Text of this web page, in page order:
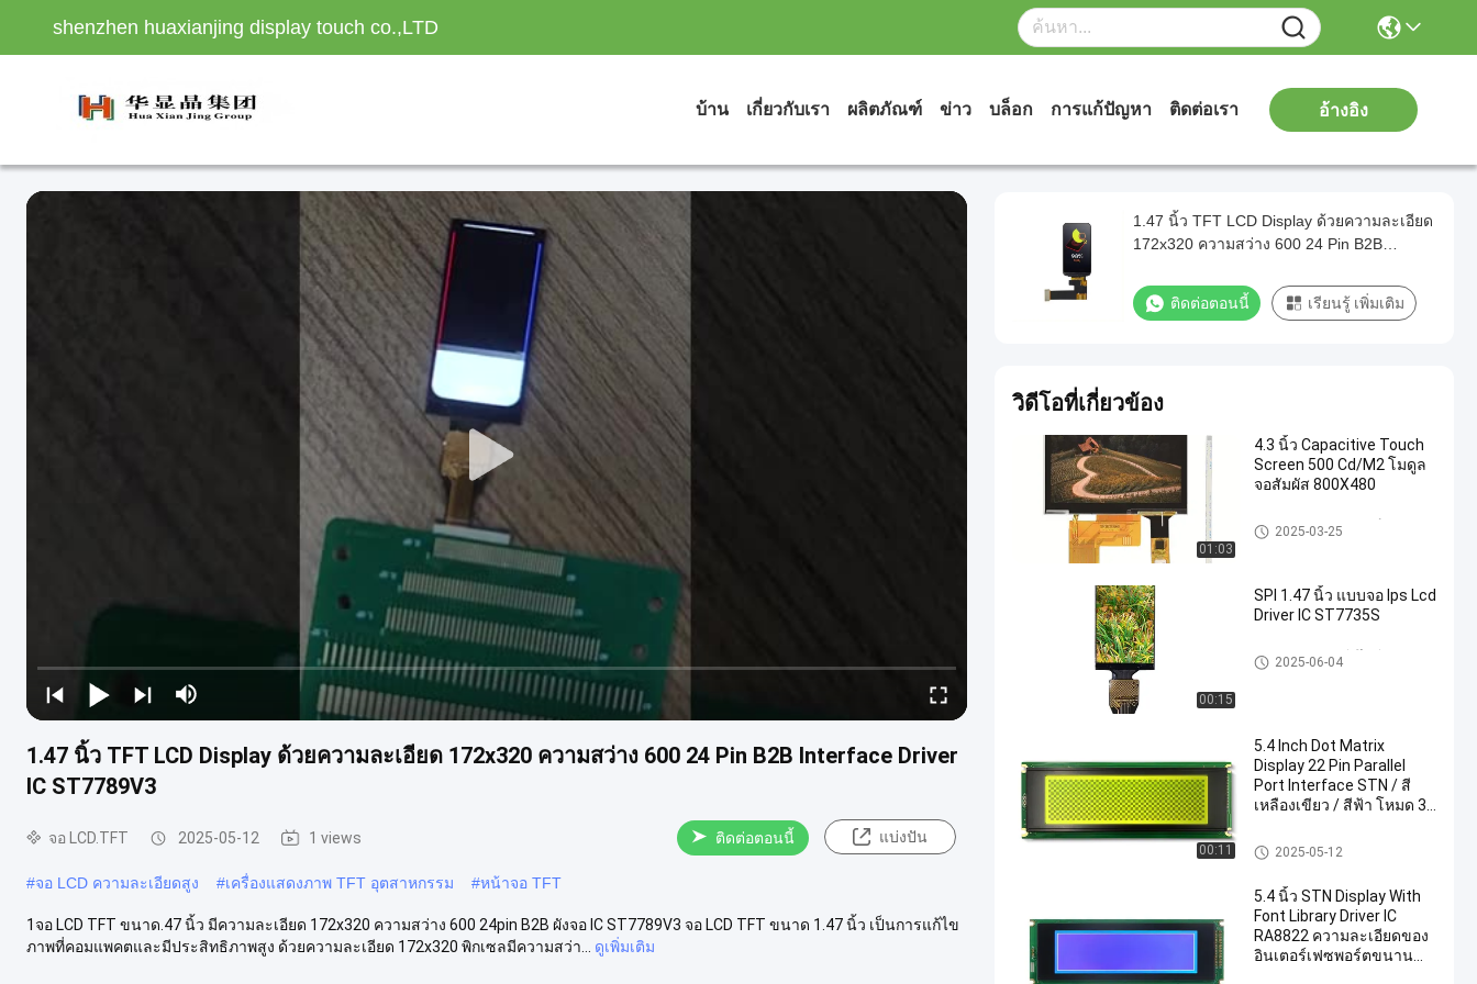
shenzhen huaxianjing display touch co.,LTD
บ้าน เกี่ยวกับเรา ผลิตภัณฑ์ ข่าว บล็อก การแก้ปัญหา ติดต่อเรา อ้างอิง
1.47 นิ้ว TFT LCD Display ด้วยความละเอียด 172x320 ความสว่าง 600 24 Pin B2B Interface Driver
IC ST7789V3
จอ LCD.TFT 2025-05-12 1 views ติดต่อตอนนี้ แบ่งปัน
#จอ LCD ความละเอียดสูง #เครื่องแสดงภาพ TFT อุตสาหกรรม #หน้าจอ TFT
1จอ LCD TFT ขนาด.47 นิ้ว มีความละเอียด 172x320 ความสว่าง 600 24pin B2B ผังจอ IC ST7789V3 จอ LCD TFT ขนาด 1.47 นิ้ว เป็นการแก้ไข
ภาพที่คอมแพคตและมีประสิทธิภาพสูง ด้วยความละเอียด 172x320 พิกเซลมีความสว่า...
ดูเพิ่มเติม
1.47 นิ้ว TFT LCD Display ด้วยความละเอียด
172x320 ความสว่าง 600 24 Pin B2B
ติดต่อตอนนี้ เรียนรู้ เพิ่มเติม
วิดีโอที่เกี่ยวข้อง
01:03
4.3 นิ้ว Capacitive Touch
Screen 500 Cd/M2 โมดูล
จอสัมผัส 800X480
หน้าจอแสดงผลรถยนต์
2025-03-25
00:15
SPI 1.47 นิ้ว แบบจอ Ips Lcd
Driver IC ST7735S
จอแสดงผลแอลซีดีไอพีเอส
2025-06-04
00:11
5.4 Inch Dot Matrix
Display 22 Pin Parallel
Port Interface STN / สี
เหลืองเขียว / สีฟ้า โหมด 3
LC7981 ความละเอียด: 240
* 64 ความสว่าง 350 ด้วย
บอร์ด PCB
จอ LCD STN
2025-05-12
5.4 นิ้ว STN Display With
Font Library Driver IC
RA8822 ความละเอียดของ
อินเตอร์เฟซพอร์ตขนาน